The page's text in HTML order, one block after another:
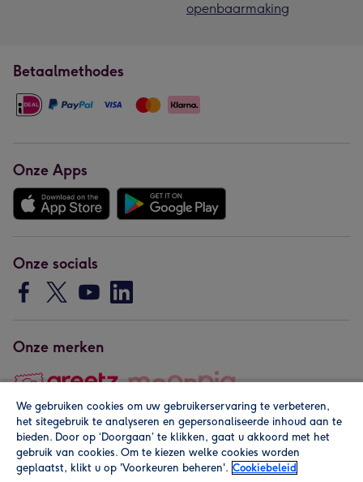
openbaarmaking
Betaalmethodes
Onze Apps
Onze socials
Onze merken
Copyright © 2026 by Greetz
We gebruiken cookies om uw gebruikerservaring te verbeteren,
het sitegebruik te analyseren en gepersonaliseerde inhoud aan te
bieden. Door op ‘Doorgaan’ te klikken, gaat u akkoord met het
gebruik van cookies. Om te kiezen welke cookies worden
geplaatst, klikt u op 'Voorkeuren beheren'. Cookiebeleid